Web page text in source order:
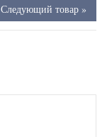
Следующий товар »